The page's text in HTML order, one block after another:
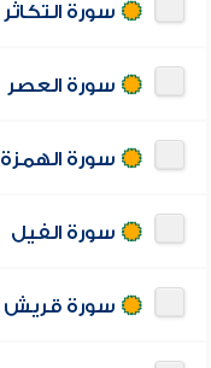
سورة التكاثر
سورة العصر
سورة الهمزة
سورة الفيل
سورة قريش